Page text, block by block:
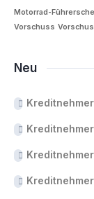
Motorrad-
Vorschuss
Neu